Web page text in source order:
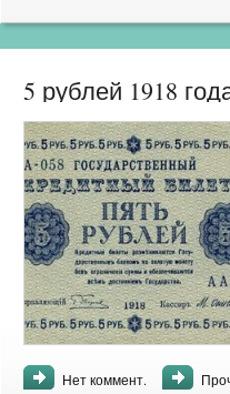
5 рублей 1918
Нет коммент.